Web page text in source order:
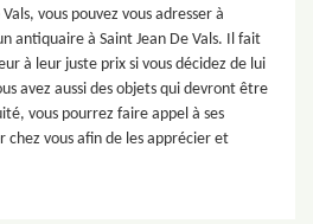
vous pouvez vous adresser à
antiquaire à Saint Jean De Vals. Il fait
à leur juste prix si vous décidez de lui
avez aussi des objets qui devront être
vous pourrez faire appel à ses
chez vous afin de les apprécier et